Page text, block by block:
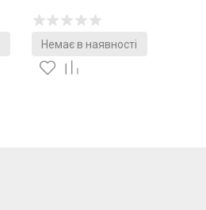
Немає в наявності